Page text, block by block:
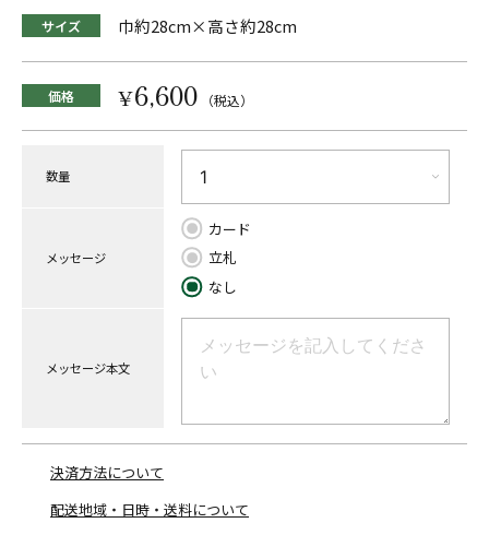
サイズ 巾約28cm×高さ約28cm
価格 ¥6,600 （税込）
数量
メッセージ
カード
立札
なし
メッセージ本文
決済方法について
配送地域・日時・送料について